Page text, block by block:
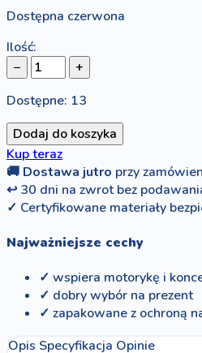
Dostępna czerwona
Ilość:
−
+
Dostępne: 13
Dodaj do koszyka
Kup teraz
🚚 Dostawa jutro przy
↩ 30 dni na zwrot bez
✓ Certyfikowane materiały
Najważniejsze cechy
✓ wspiera motorykę i
✓ dobry wybór na prezent
✓ zapakowane z ochroną
Opis Specyfikacja Opinie